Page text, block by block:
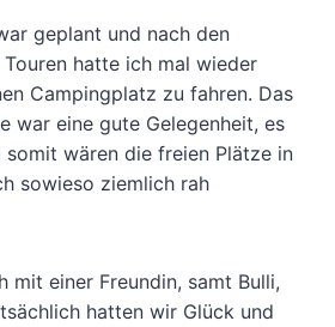
geplant und nach den
Touren hatte ich mal wieder
Campingplatz zu fahren. Das
war eine gute Gelegenheit, es
wären die freien Plätze in
sowieso ziemlich rah
mit einer Freundin, samt Bulli,
hatten wir Glück und